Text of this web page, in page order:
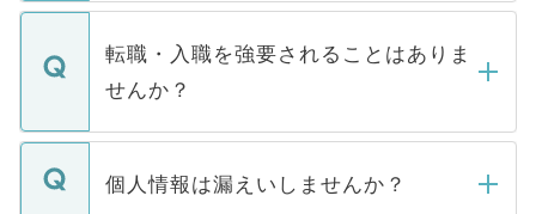
ます。通常、5営業日以内にはご連絡をせて
いただきますので、しばらくお待ちくださ
マイナビDOCTORで取り扱っている求人の
うち約3割は、Webサイトからご覧いただ
けない「非公開求人」です。非公開求人は
下記の理由によって、一般には公開してい
ません。
■応募殺到を避けるため 人気のある医療機
転職・入職を強要されることはありま
せんか？
転職・入職を強要することは一切ありませ
ん。また、仮に応募先から内定をいただい
個人情報は漏えいしませんか？